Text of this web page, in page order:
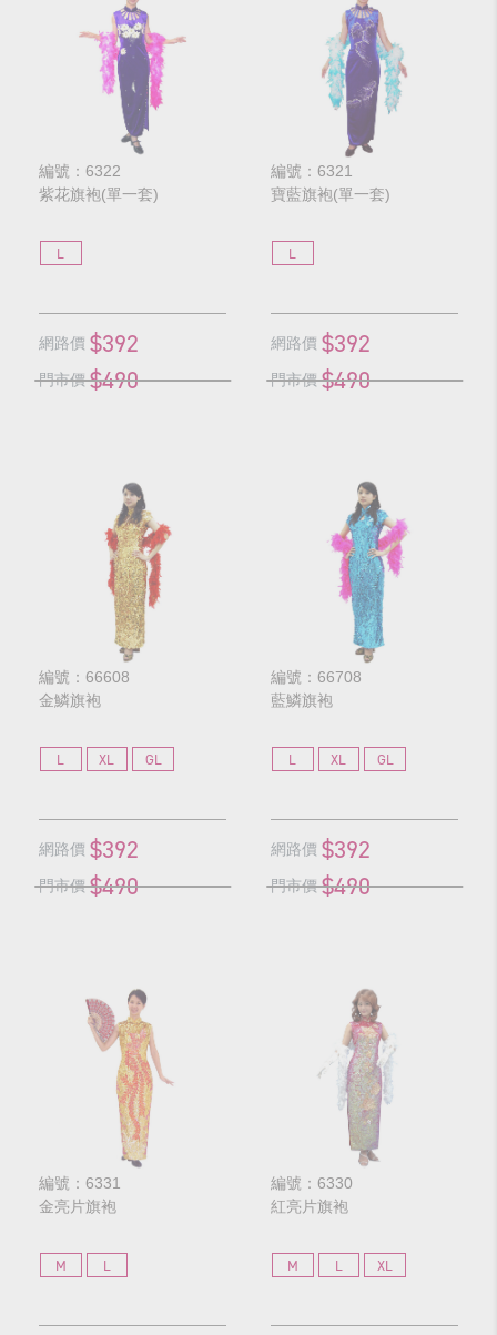
編號：6322
紫花旗袍(單一套)
L
網路價 $392
門市價 $490
編號：6321
寶藍旗袍(單一套)
L
網路價 $392
門市價 $490
編號：66608
金鱗旗袍
L XL GL
網路價 $392
門市價 $490
編號：66708
藍鱗旗袍
L XL GL
網路價 $392
門市價 $490
編號：6331
金亮片旗袍
M L
編號：6330
紅亮片旗袍
M L XL